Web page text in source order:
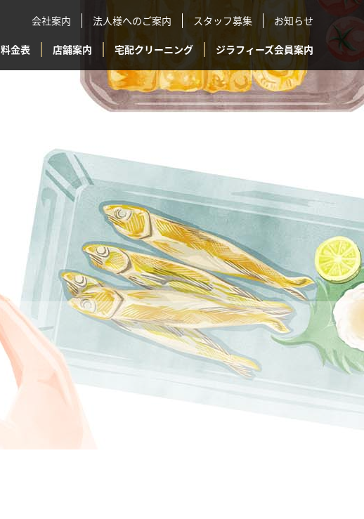
会社案内 法人様へのご案内 スタッフ募集 お知らせ
料金表 店舗案内 宅配クリーニング ジラフィーズ会員案内